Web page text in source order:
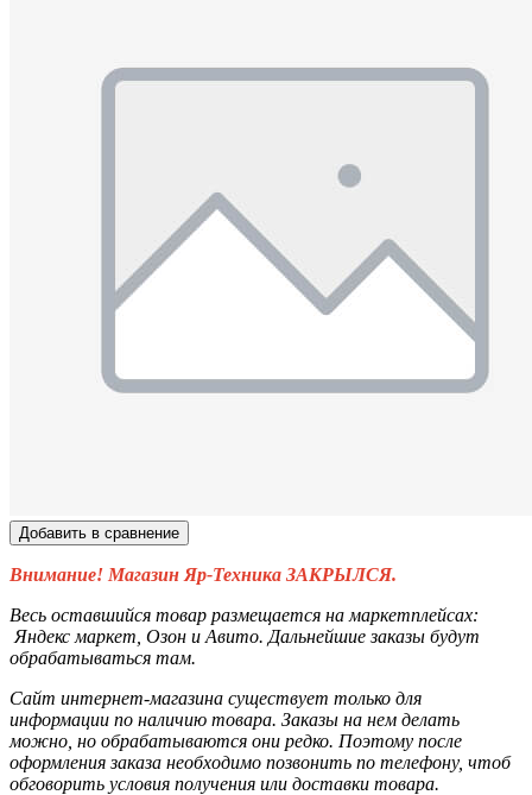
Добавить в сравнение
Внимание! Магазин Яр-Техника ЗАКРЫЛСЯ.
Весь оставшийся товар размещается на маркетплейсах:
Яндекс маркет, Озон и Авито. Дальнейшие заказы будут
обрабатываться там.
Сайт интернет-магазина существует только для
информации по наличию товара. Заказы на нем делать
можно, но обрабатываются они редко. Поэтому после
оформления заказа необходимо позвонить по телефону, чтоб
обговорить условия получения или доставки товара.